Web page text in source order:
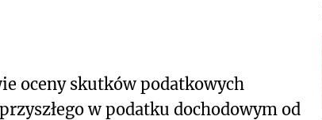
oceny skutków podatkowych
w podatku dochodowym od